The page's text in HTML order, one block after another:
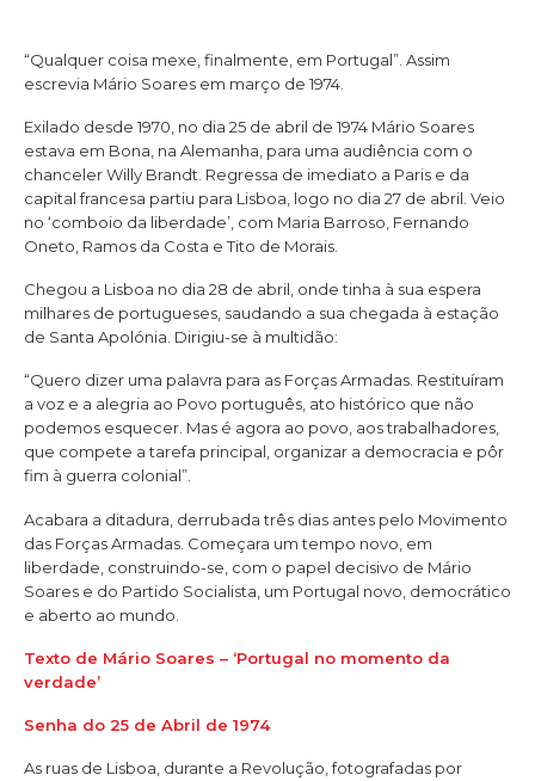
“Qualquer coisa mexe, finalmente, em Portugal”. Assim
escrevia Mário Soares em março de 1974.
Exilado desde 1970, no dia 25 de abril de 1974 Mário Soares
estava em Bona, na Alemanha, para uma audiência com o
chanceler Willy Brandt. Regressa de imediato a Paris e da
capital francesa partiu para Lisboa, logo no dia 27 de abril. Veio
no ‘comboio da liberdade’, com Maria Barroso, Fernando
Oneto, Ramos da Costa e Tito de Morais.
Chegou a Lisboa no dia 28 de abril, onde tinha à sua espera
milhares de portugueses, saudando a sua chegada à estação
de Santa Apolónia. Dirigiu-se à multidão:
“Quero dizer uma palavra para as Forças Armadas. Restituíram
a voz e a alegria ao Povo português, ato histórico que não
podemos esquecer. Mas é agora ao povo, aos trabalhadores,
que compete a tarefa principal, organizar a democracia e pôr
fim à guerra colonial”.
Acabara a ditadura, derrubada três dias antes pelo Movimento
das Forças Armadas. Começara um tempo novo, em
liberdade, construindo-se, com o papel decisivo de Mário
Soares e do Partido Socialista, um Portugal novo, democrático
e aberto ao mundo.
Texto de Mário Soares – ‘Portugal no momento da
verdade’
Senha do 25 de Abril de 1974
As ruas de Lisboa, durante a Revolução, fotografadas por